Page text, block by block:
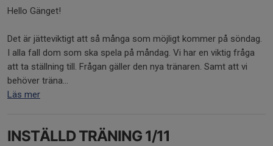
Hello Gänget!
Det är jätteviktigt att så många som möjligt kommer på söndag.
I alla fall dom som ska spela på måndag. Vi har en viktig fråga
att ta ställning till. Frågan gäller den nya tränaren. Samt att vi
behöver träna...
Läs mer
INSTÄLLD TRÄNING 1/11